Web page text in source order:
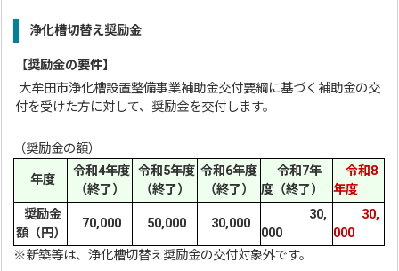
浄化槽切替え奨励金
【奨励金の要件】
大牟田市浄化槽設置整備事業補助金交付要綱に基づく補助金の交
付を受けた方に対して、奨励金を交付します。
（奨励金の額）
年度
令和4年度
（終了）
令和5年度
（終了）
令和6年度
（終了）
令和7年
度（終了）
令和8
年度
奨励金
額（円）
70,000 50,000 30,000
30,
000
30,
000
※新築等は、浄化槽切替え奨励金の交付対象外です。